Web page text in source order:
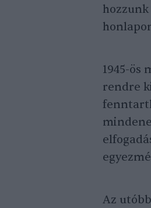
hozzunk
1945-ös
rendre
Az